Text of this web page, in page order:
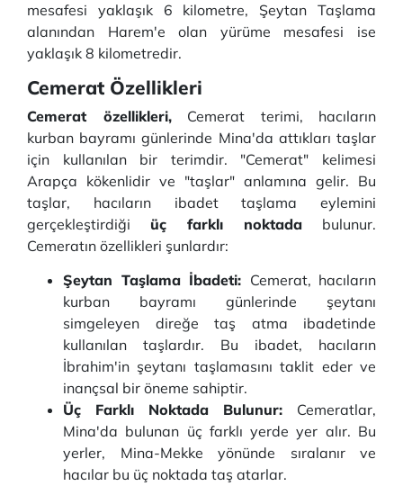
mesafesi yaklaşık 6 kilometre, Şeytan Taşlama
alanından Harem'e olan yürüme mesafesi ise
yaklaşık 8 kilometredir.
Cemerat Özellikleri
Cemerat özellikleri,Cemerat terimi, hacıların
kurban bayramı günlerinde Mina'da attıkları taşlar
için kullanılan bir terimdir. "Cemerat" kelimesi
Arapça kökenlidir ve "taşlar" anlamına gelir. Bu
taşlar, hacıların ibadet taşlama eylemini
gerçekleştirdiği üç farklı noktada bulunur.
Cemeratın özellikleri şunlardır:
Şeytan Taşlama İbadeti: Cemerat, hacıların
kurban bayramı günlerinde şeytanı
simgeleyen direğe taş atma ibadetinde
kullanılan taşlardır. Bu ibadet, hacıların
İbrahim'in şeytanı taşlamasını taklit eder ve
inançsal bir öneme sahiptir.
Üç Farklı Noktada Bulunur: Cemeratlar,
Mina'da bulunan üç farklı yerde yer alır. Bu
yerler, Mina-Mekke yönünde sıralanır ve
hacılar bu üç noktada taş atarlar.